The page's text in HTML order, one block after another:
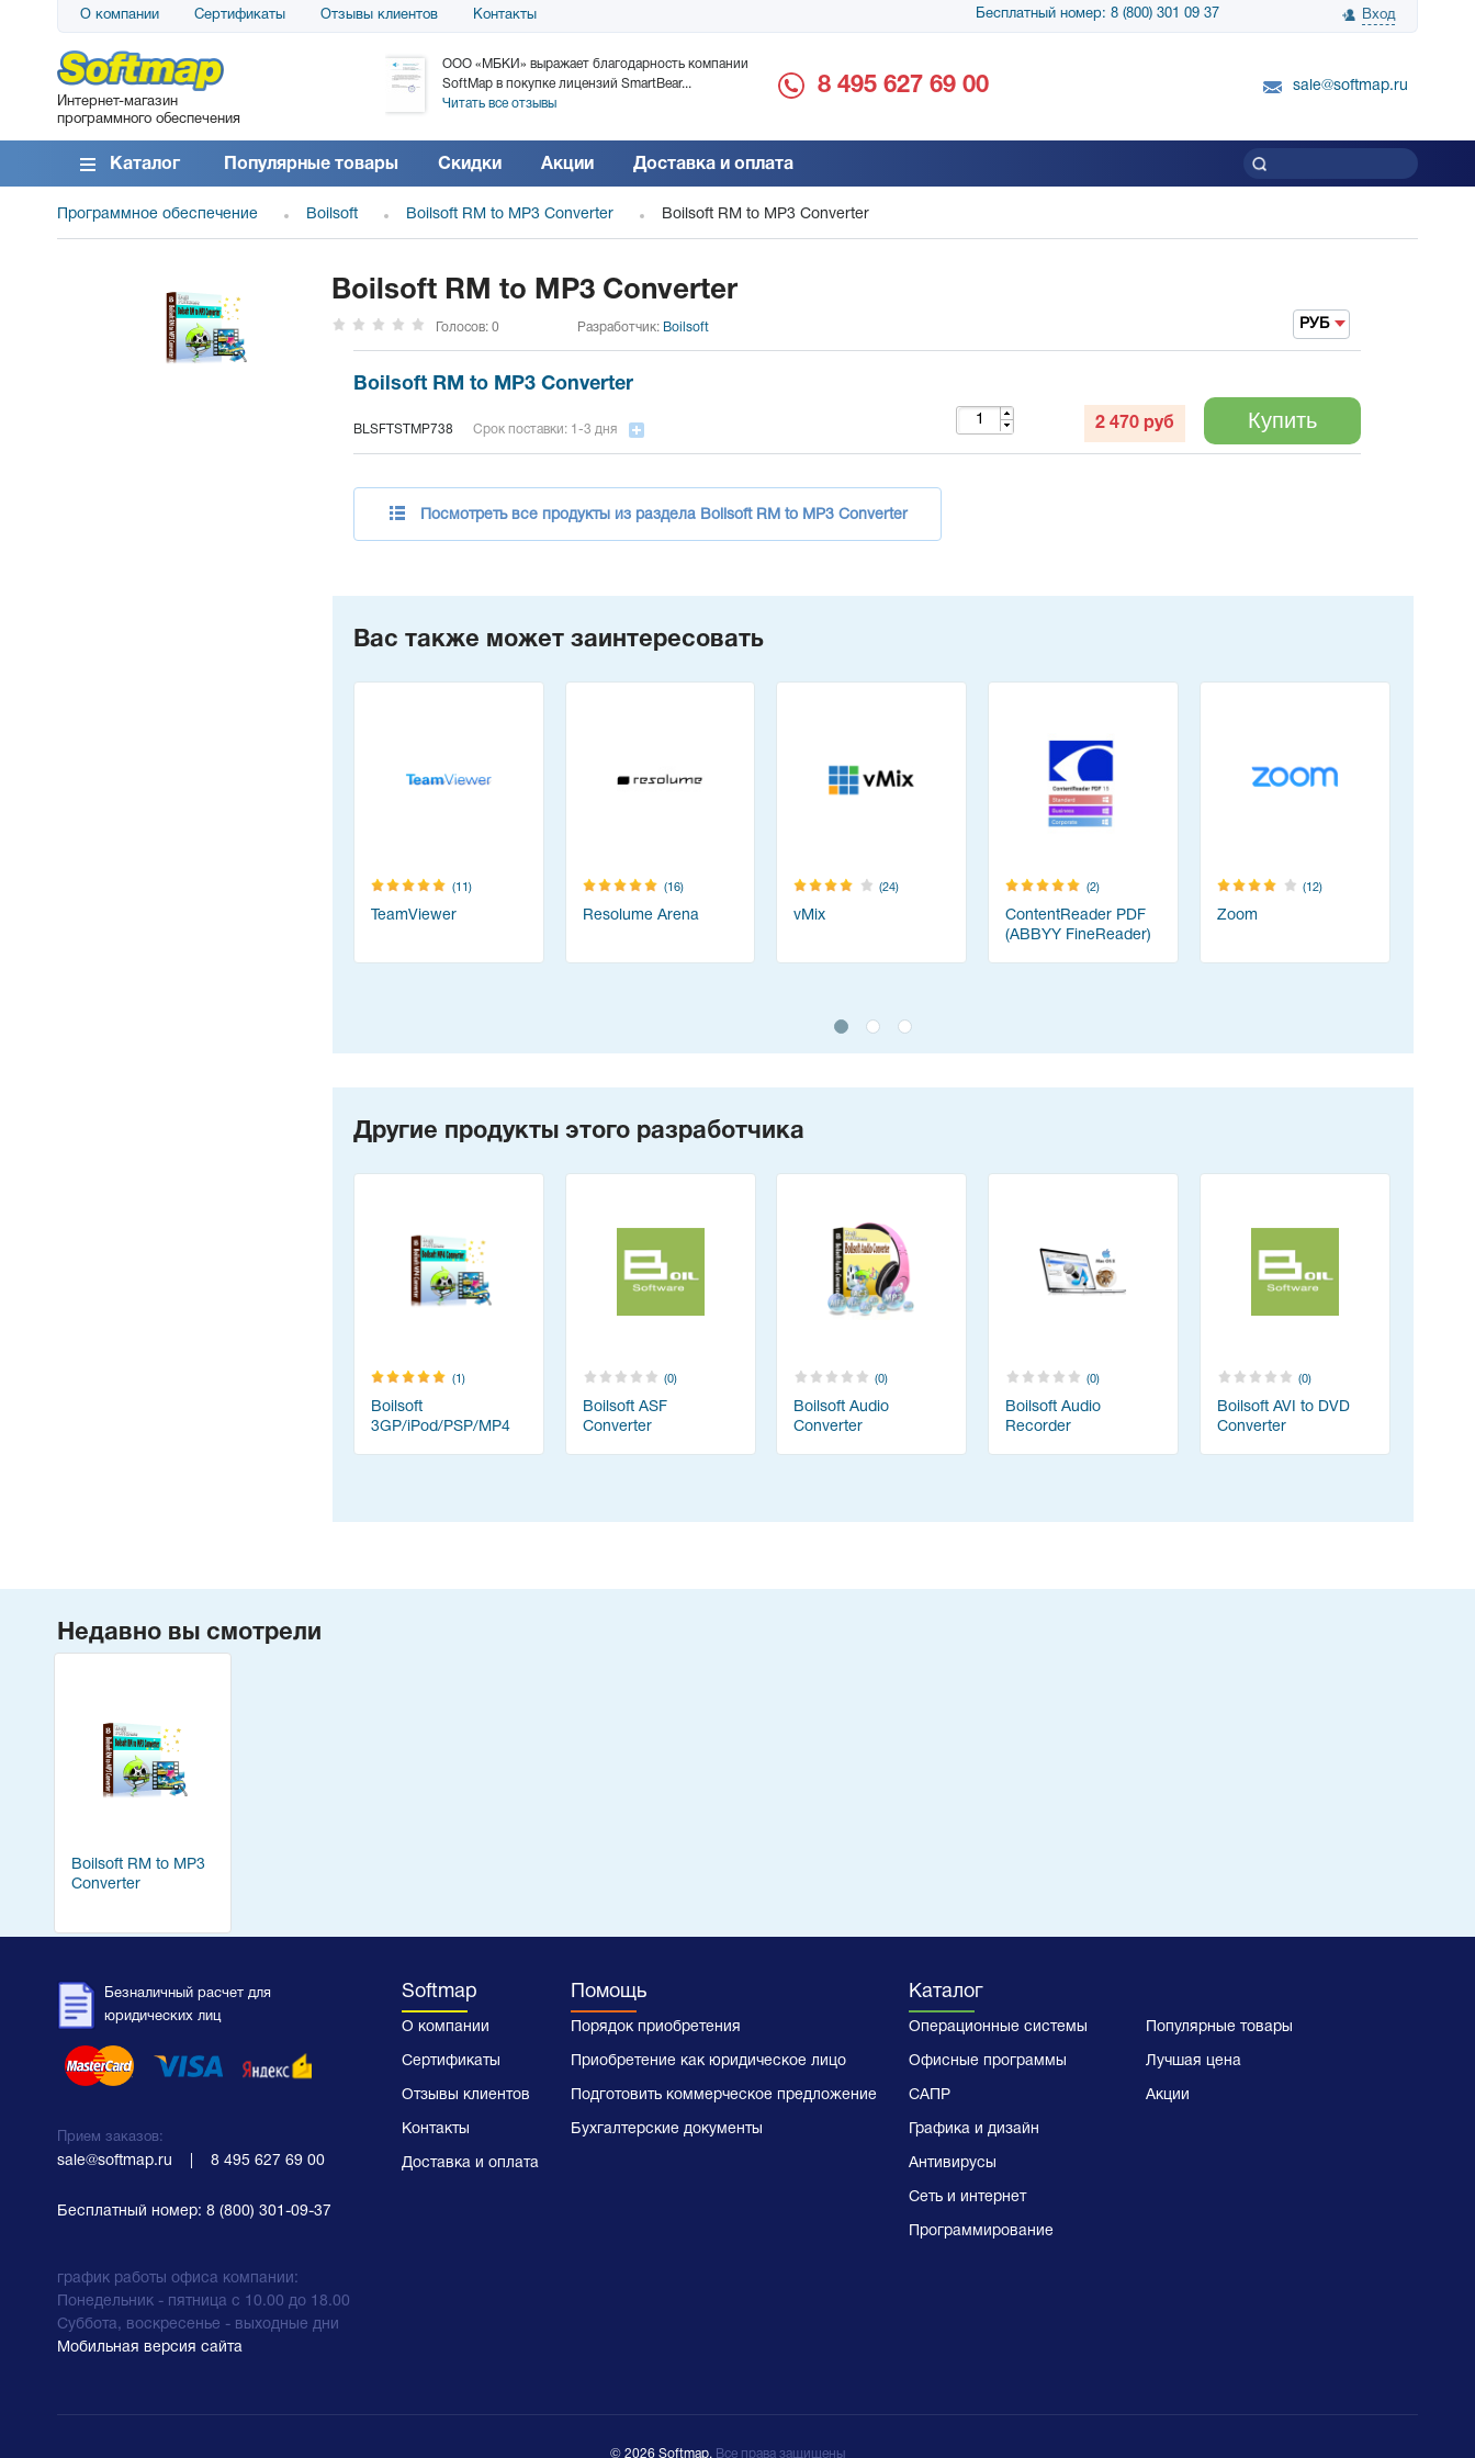
О компании Сертификаты Отзывы клиентов Контакты Бесплатный номер: 8 (800) 301 09 37 Вход
Интернет-магазин
программного обеспечения
АО «АТС» благодарит компанию SoftMap за
поставку программного обеспечения SolarWinds
DameWare...
Читать все отзывы
ООО «МБКИ» выражает благодарность компании
SoftMap в покупке лицензий SmartBear...
Читать все отзывы
благодарность за поставку SnapGene...
благодарность SoftMap за помощь в
8 495 627 69 00 sale@softmap.ru
Каталог Популярные товары Скидки Акции Доставка и оплата
Программное обеспечение Boilsoft Boilsoft RM to MP3 Converter Boilsoft RM to MP3 Converter
Boilsoft RM to MP3 Converter
Голосов: 0 Разработчик: Boilsoft РУБ
Boilsoft RM to MP3 Converter
BLSFTSTMP738 Срок поставки: 1-3 дня 2 470 руб Купить
Посмотреть все продукты из раздела Boilsoft RM to MP3 Converter
Вас также может заинтересовать
(11)
TeamViewer
(16)
Resolume Arena
(24)
vMix
(2)
ContentReader PDF
(ABBYY FineReader)
(12)
Zoom
Другие продукты этого разработчика
(1)
Boilsoft
3GP/iPod/PSP/MP4
(0)
Boilsoft ASF
Converter
(0)
Boilsoft Audio
Converter
(0)
Boilsoft Audio
Recorder
(0)
Boilsoft AVI to DVD
Converter
Недавно вы смотрели
Boilsoft RM to MP3
Converter
Безналичный расчет для
юридических лиц
Прием заказов:
sale@softmap.ru 8 495 627 69 00
Бесплатный номер: 8 (800) 301-09-37
график работы офиса компании:
Понедельник - пятница с 10.00 до 18.00
Суббота, воскресенье - выходные дни
Softmap
О компании
Сертификаты
Отзывы клиентов
Контакты
Доставка и оплата
Помощь
Порядок приобретения
Приобретение как юридическое лицо
Подготовить коммерческое предложение
Бухгалтерские документы
Каталог
Операционные системы
Офисные программы
САПР
Графика и дизайн
Антивирусы
Сеть и интернет
Программирование
Популярные товары
Лучшая цена
Акции
Мобильная версия сайта
© 2026 Softmap, Все права защищены